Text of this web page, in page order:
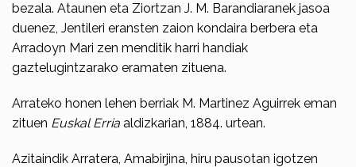
bezala. Ataunen eta Ziortzan J. M. Barandiaranek jasoa
duenez, Jentileri eransten zaion kondai­ra berbera eta
Arradoyn Mari zen menditik harri handiak
gaztelugintzarako eramaten zituena.
Arrateko honen lehen berriak M. Martinez Aguirrek eman
zituen Euskal Erria aldiz­karian, 1884. ur­tean.
Azitaindik Arratera, Amabirjina, hiru pausotan igotzen